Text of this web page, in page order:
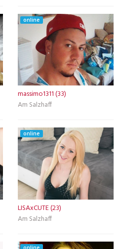
online
massimo1311 (33)
Am Salzhaff
online
LISAxCUTE (23)
Am Salzhaff
online